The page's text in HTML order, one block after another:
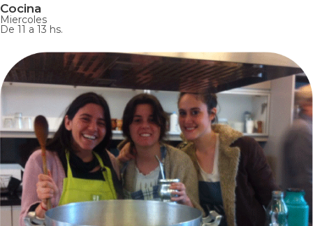
Cocina
Miercoles
De 11 a 13 hs.